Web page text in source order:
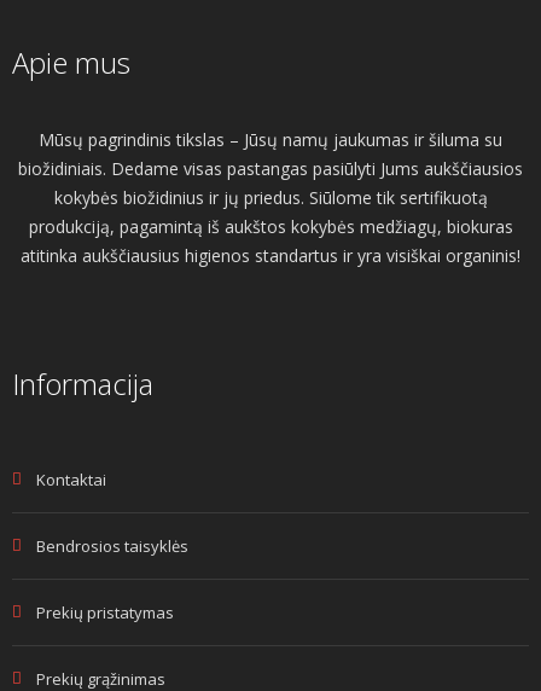
Apie mus
Mūsų pagrindinis tikslas – Jūsų namų jaukumas ir šiluma su
biožidiniais. Dedame visas pastangas pasiūlyti Jums aukščiausios
kokybės biožidinius ir jų priedus. Siūlome tik sertifikuotą
produkciją, pagamintą iš aukštos kokybės medžiagų, biokuras
atitinka aukščiausius higienos standartus ir yra visiškai organinis!
Informacija
Kontaktai
Bendrosios taisyklės
Prekių pristatymas
Prekių grąžinimas